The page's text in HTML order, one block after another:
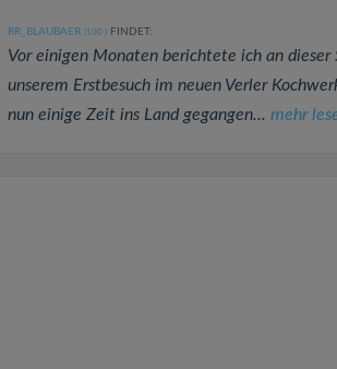
RR_BLAUBAER (100 )FINDET:
Vor einigen Monaten berichtete ich an dieser
unserem Erstbesuch im neuen Verler
nun einige Zeit ins Land gegangen... mehr